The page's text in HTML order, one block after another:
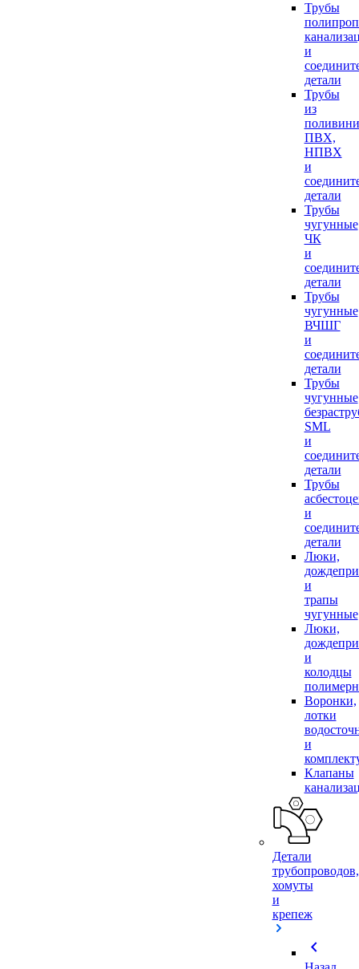
Трубы
и
детали
Трубы
из
ПВХ,
НПВХ
и
детали
Трубы
чугунные
ЧК
и
детали
Трубы
чугунные
ВЧШГ
и
детали
Трубы
чугунные
SML
и
детали
Трубы
и
детали
Люки,
и
трапы
чугунные
Люки,
и
колодцы
Воронки,
лотки
и
Клапаны
Детали
трубопроводов,
хомуты
и
крепеж
chevron_left